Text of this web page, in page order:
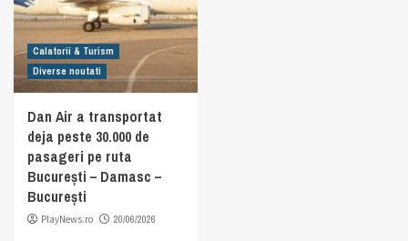
Calatorii & Turism
Diverse noutati
Dan Air a transportat
deja peste 30.000 de
pasageri pe ruta
București – Damasc –
București
PlayNews.ro 20/06/2026